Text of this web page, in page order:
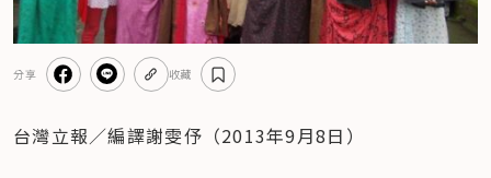
分享 收藏
台灣立報／編譯謝雯伃（2013年9月8日）